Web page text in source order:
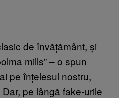
de învățământ, și
mills” – o spun
pe înțelesul nostru,
Dar, pe lângă fake-urile